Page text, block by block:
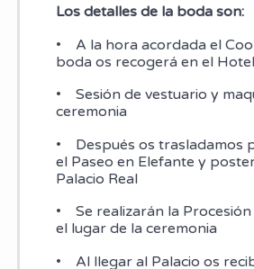
Los detalles de la boda son:
• A la hora acordada el
boda os recogerá en el Hotel
• Sesión de vestuario y
ceremonia
• Después os trasladamos
el Paseo en Elefante y
Palacio Real
• Se realizarán la
el lugar de la ceremonia
• Al llegar al Palacio os